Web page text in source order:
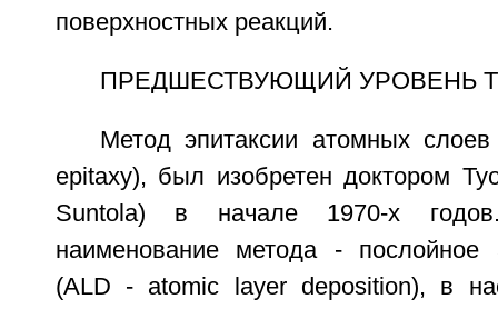
поверхностных реакций.
ПРЕДШЕСТВУЮЩИЙ УРОВЕНЬ
Метод эпитаксии атомных
epitaxy), был изобретен доктором
Suntola) в начале 1970-х
наименование метода - послойное
(ALD - atomic layer deposition), в